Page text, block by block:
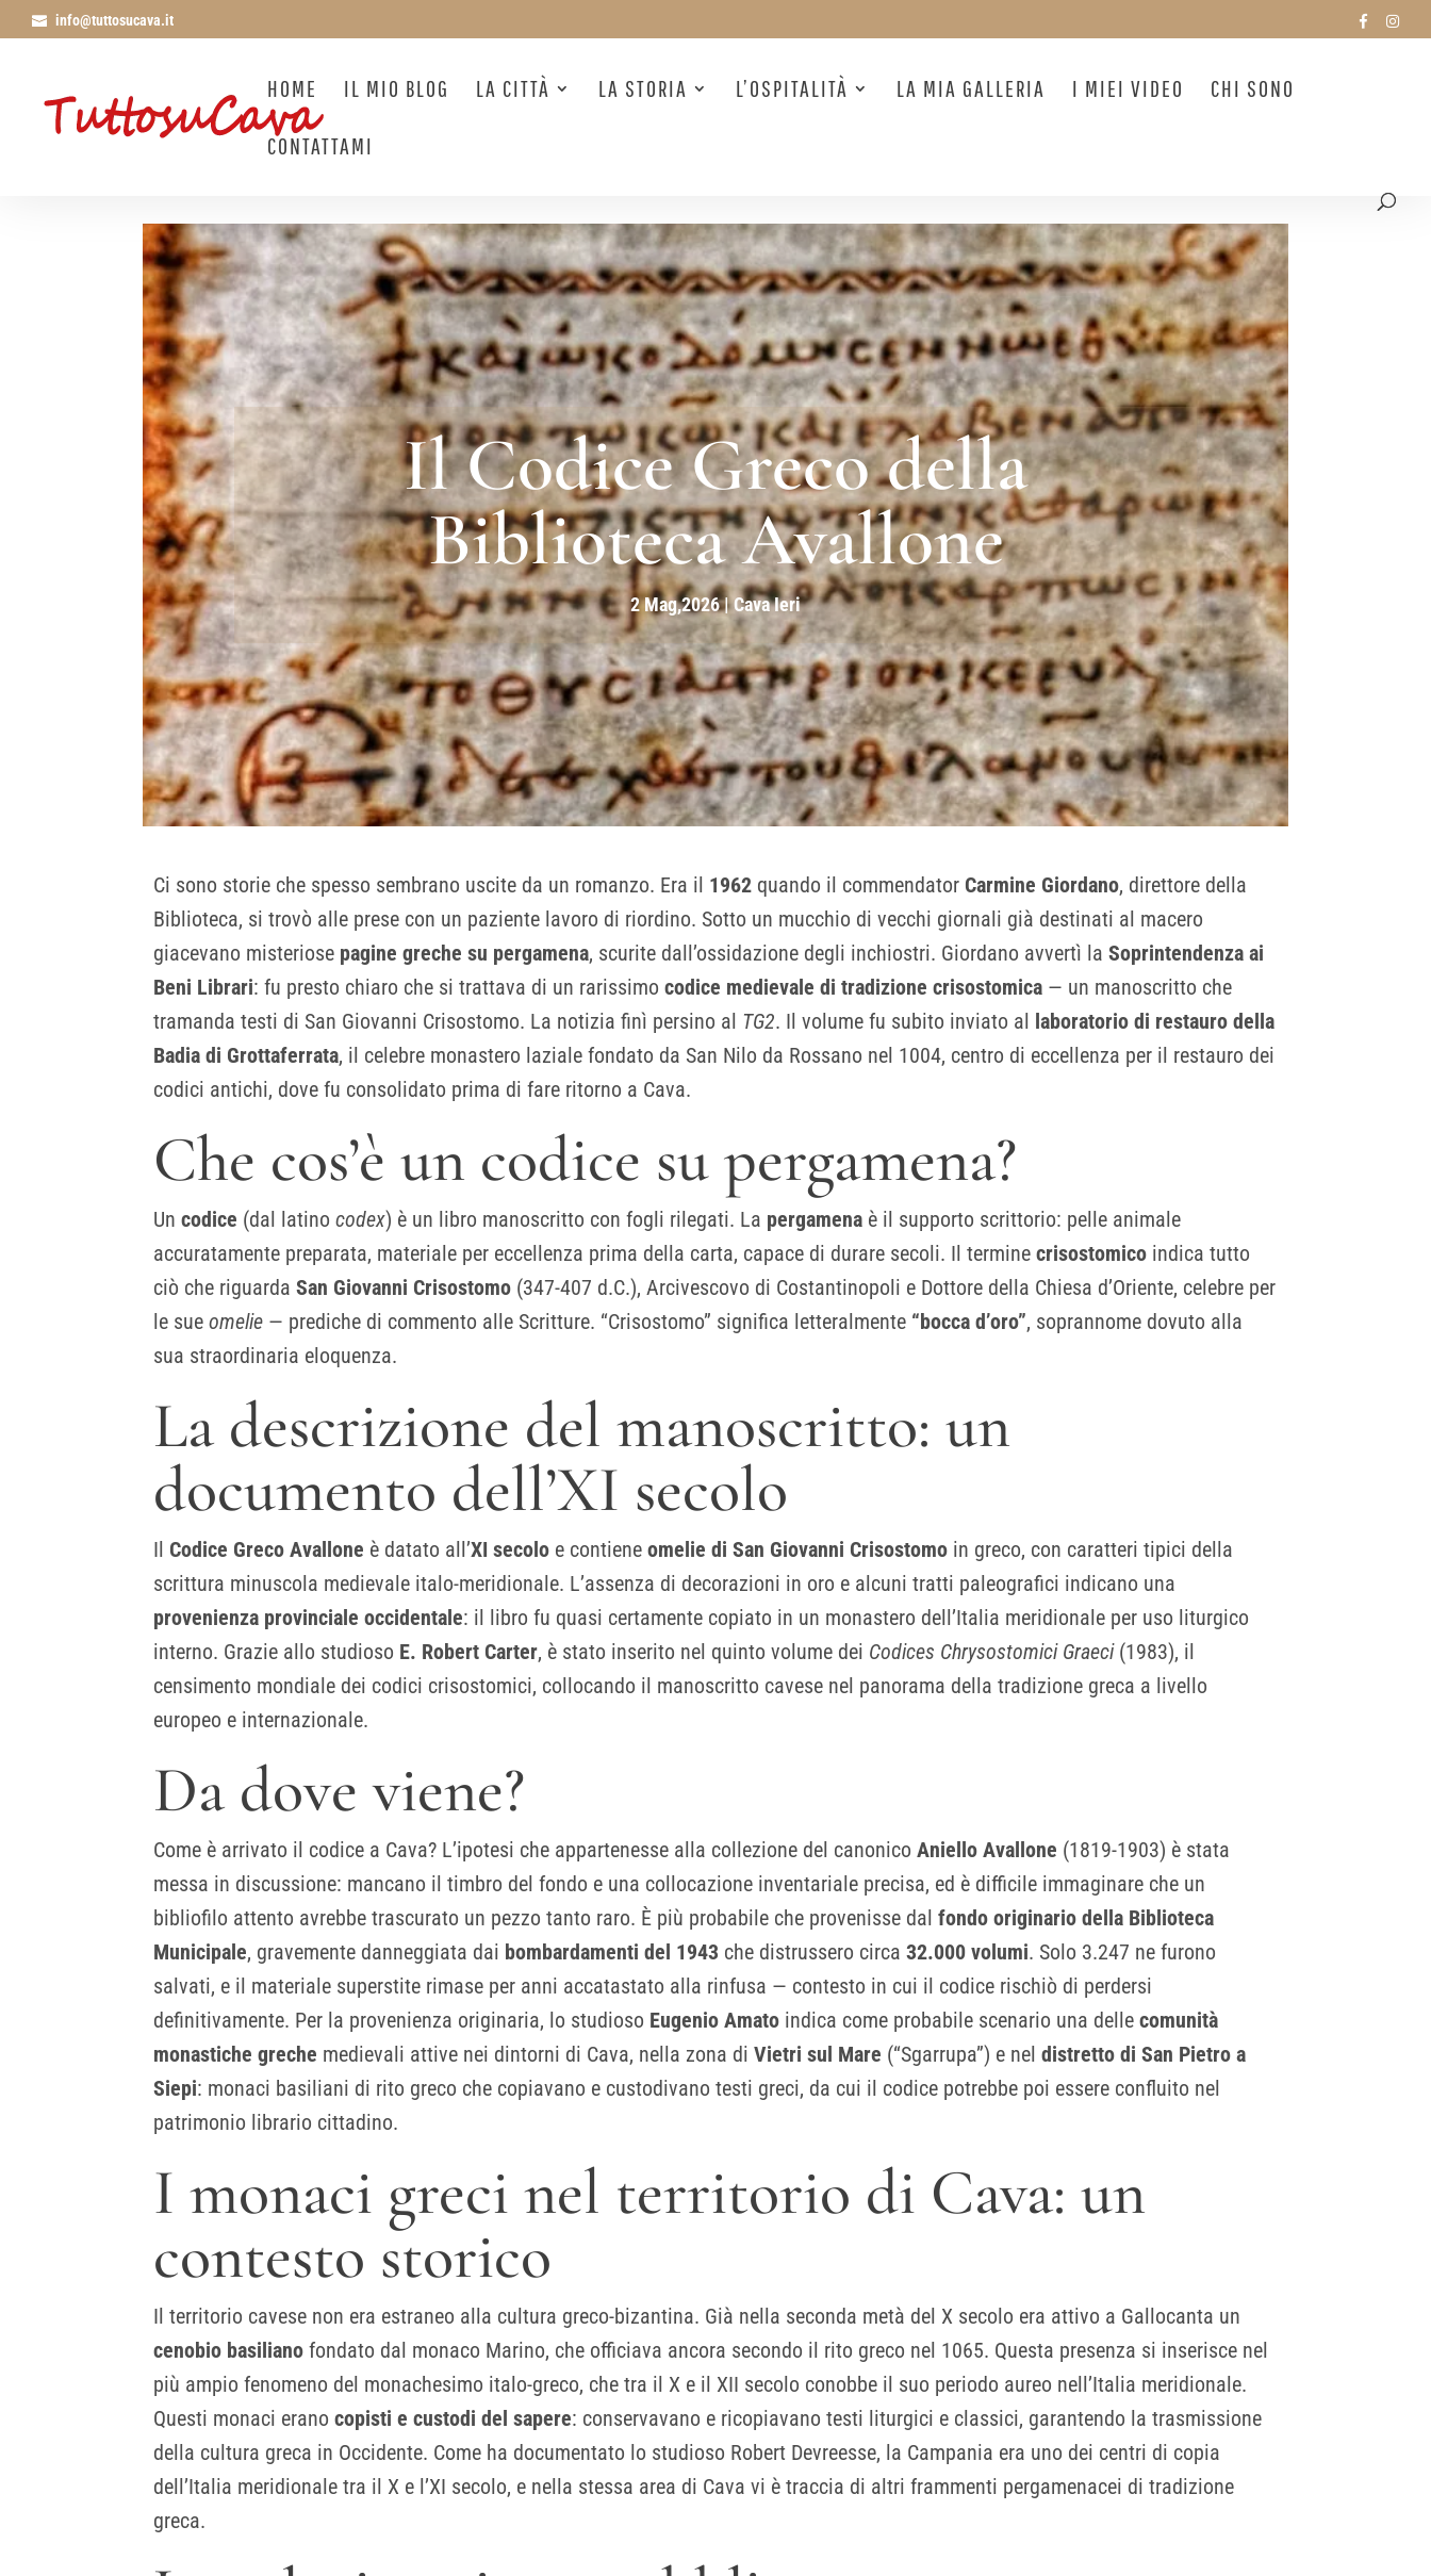
info@tuttosucava.it
HOME IL MIO BLOG LA CITTÀ LA STORIA L’OSPITALITÀ LA MIA GALLERIA I MIEI VIDEO CHI SONO
CONTATTAMI
Il Codice Greco della
Biblioteca Avallone
2 Mag,2026|Cava Ieri
Ci sono storie che spesso sembrano uscite da un romanzo. Era il 1962 quando il commendator Carmine Giordano, direttore della
Biblioteca, si trovò alle prese con un paziente lavoro di riordino. Sotto un mucchio di vecchi giornali già destinati al macero
giacevano misteriose pagine greche su pergamena, scurite dall’ossidazione degli inchiostri. Giordano avvertì laSoprintendenza ai
Beni Librari: fu presto chiaro che si trattava di un rarissimocodice medievale di tradizione crisostomica — un manoscritto che
tramanda testi di San Giovanni Crisostomo. La notizia finì persino al TG2. Il volume fu subito inviato al laboratorio di restauro della
Badia di Grottaferrata, il celebre monastero laziale fondato da San Nilo da Rossano nel 1004, centro di eccellenza per il restauro dei
codici antichi, dove fu consolidato prima di fare ritorno a Cava.
Che cos’è un codice su pergamena?
Uncodice (dal latinocodex) è un libro manoscritto con fogli rilegati. La pergamena è il supporto scrittorio: pelle animale
accuratamente preparata, materiale per eccellenza prima della carta, capace di durare secoli. Il terminecrisostomico indica tutto
ciò che riguardaSan Giovanni Crisostomo (347-407 d.C.), Arcivescovo di Costantinopoli e Dottore della Chiesa d’Oriente, celebre per
le sueomelie — prediche di commento alle Scritture. “Crisostomo” significa letteralmente “bocca d’oro”, soprannome dovuto alla
sua straordinaria eloquenza.
La descrizione del manoscritto: un
documento dell’XI secolo
Il Codice Greco Avallone è datato all’XI secolo e contieneomelie di San Giovanni Crisostomo in greco, con caratteri tipici della
scrittura minuscola medievale italo-meridionale. L’assenza di decorazioni in oro e alcuni tratti paleografici indicano una
provenienza provinciale occidentale: il libro fu quasi certamente copiato in un monastero dell’Italia meridionale per uso liturgico
interno. Grazie allo studioso E. Robert Carter, è stato inserito nel quinto volume dei Codices Chrysostomici Graeci(1983), il
censimento mondiale dei codici crisostomici, collocando il manoscritto cavese nel panorama della tradizione greca a livello
europeo e internazionale.
Da dove viene?
Come è arrivato il codice a Cava? L’ipotesi che appartenesse alla collezione del canonicoAniello Avallone (1819-1903) è stata
messa in discussione: mancano il timbro del fondo e una collocazione inventariale precisa, ed è difficile immaginare che un
bibliofilo attento avrebbe trascurato un pezzo tanto raro. È più probabile che provenisse dalfondo originario della Biblioteca
Municipale, gravemente danneggiata dai bombardamenti del 1943 che distrussero circa32.000 volumi. Solo 3.247 ne furono
salvati, e il materiale superstite rimase per anni accatastato alla rinfusa — contesto in cui il codice rischiò di perdersi
definitivamente. Per la provenienza originaria, lo studioso Eugenio Amato indica come probabile scenario una dellecomunità
monastiche greche medievali attive nei dintorni di Cava, nella zona diVietri sul Mare (“Sgarrupa”) e neldistretto di San Pietro a
Siepi: monaci basiliani di rito greco che copiavano e custodivano testi greci, da cui il codice potrebbe poi essere confluito nel
patrimonio librario cittadino.
I monaci greci nel territorio di Cava: un
contesto storico
Il territorio cavese non era estraneo alla cultura greco-bizantina. Già nella seconda metà del X secolo era attivo a Gallocanta un
cenobio basiliano fondato dal monaco Marino, che officiava ancora secondo il rito greco nel 1065. Questa presenza si inserisce nel
più ampio fenomeno del monachesimo italo-greco, che tra il X e il XII secolo conobbe il suo periodo aureo nell’Italia meridionale.
Questi monaci eranocopisti e custodi del sapere: conservavano e ricopiavano testi liturgici e classici, garantendo la trasmissione
della cultura greca in Occidente. Come ha documentato lo studioso Robert Devreesse, la Campania era uno dei centri di copia
dell’Italia meridionale tra il X e l’XI secolo, e nella stessa area di Cava vi è traccia di altri frammenti pergamenacei di tradizione
greca.